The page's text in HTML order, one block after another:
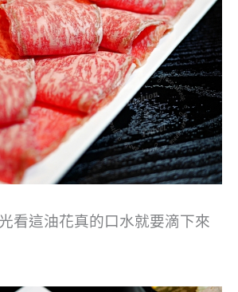
看這油花真的口水就要滴下來